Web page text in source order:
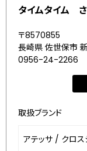
タイムタイム
〒8570855
長崎県 佐世保市
0956-24-2266
取扱ブランド
アテッサ / クロス